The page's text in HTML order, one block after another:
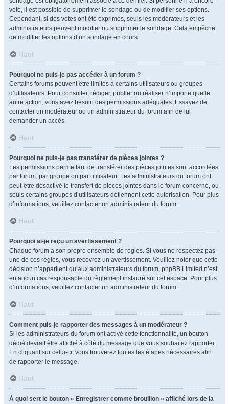
voté, il est possible de supprimer le sondage ou de modifier ses options.
Cependant, si des votes ont été exprimés, seuls les modérateurs et les
administrateurs peuvent modifier ou supprimer le sondage. Cela empêche
de modifier les options d’un sondage en cours.
Haut
Pourquoi ne puis-je pas accéder à un forum ?
Certains forums peuvent être limités à certains utilisateurs ou groupes
d’utilisateurs. Pour consulter, rédiger, publier ou réaliser n’importe quelle
autre action, vous avez besoin des permissions adéquates. Essayez de
contacter un modérateur ou un administrateur du forum afin de lui
demander un accès.
Haut
Pourquoi ne puis-je pas transférer de pièces jointes ?
Les permissions permettant de transférer des pièces jointes sont accordées
par forum, par groupe ou par utilisateur. Les administrateurs du forum ont
peut-être désactivé le transfert de pièces jointes dans le forum concerné, ou
seuls certains groupes d’utilisateurs détiennent cette autorisation. Pour plus
d’informations, veuillez contacter un administrateur du forum.
Haut
Pourquoi ai-je reçu un avertissement ?
Chaque forum a son propre ensemble de règles. Si vous ne respectez pas
une de ces règles, vous recevrez un avertissement. Veuillez noter que cette
décision n’appartient qu’aux administrateurs du forum, phpBB Limited n’est
en aucun cas responsable du règlement instauré sur cet espace. Pour plus
d’informations, veuillez contacter un administrateur du forum.
Haut
Comment puis-je rapporter des messages à un modérateur ?
Si les administrateurs du forum ont activé cette fonctionnalité, un bouton
dédié devrait être affiché à côté du message que vous souhaitez rapporter.
En cliquant sur celui-ci, vous trouverez toutes les étapes nécessaires afin
de rapporter le message.
Haut
À quoi sert le bouton « Enregistrer comme brouillon » affiché lors de la